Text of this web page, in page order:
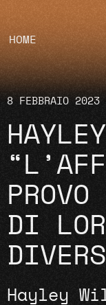
HOME
8 FEBBRAIO 2023
PROVO
DI
Hayley